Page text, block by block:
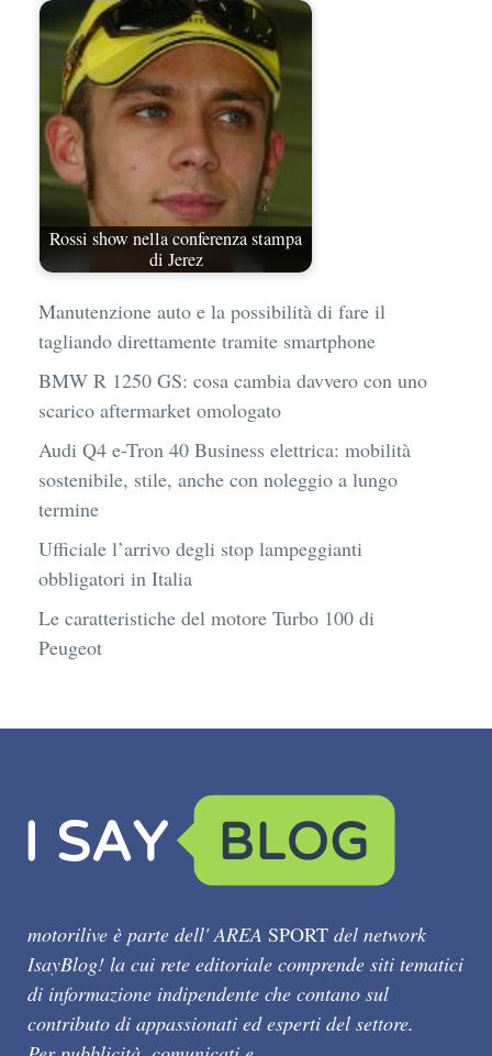
Rossi show nella conferenza stampa
di Jerez
Manutenzione auto e la possibilità di fare il
tagliando direttamente tramite smartphone
BMW R 1250 GS: cosa cambia davvero con uno
scarico aftermarket omologato
Audi Q4 e-Tron 40 Business elettrica: mobilità
sostenibile, stile, anche con noleggio a lungo
termine
Ufficiale l’arrivo degli stop lampeggianti
obbligatori in Italia
Le caratteristiche del motore Turbo 100 di
Peugeot
motorilive è parte dell' AREA SPORT del network
IsayBlog! la cui rete editoriale comprende siti tematici
di informazione indipendente che contano sul
contributo di appassionati ed esperti del settore.